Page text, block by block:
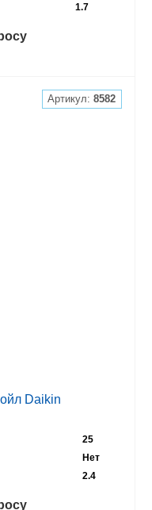
1.7
Артикул:8582
Daikin
25
Нет
2.4